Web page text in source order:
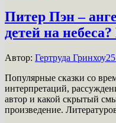
Питер Пэн –
детей на
Автор: Гертруда Гринхоу
Популярные сказки со
интерпретаций,
автор и какой скрытый
произведение.